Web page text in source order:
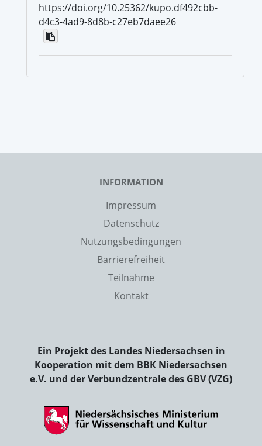
https://doi.org/10.25362/kupo.df492cbb-
d4c3-4ad9-8d8b-c27eb7daee26
INFORMATION
Impressum
Datenschutz
Nutzungsbedingungen
Barrierefreiheit
Teilnahme
Kontakt
Ein Projekt des Landes Niedersachsen in
Kooperation mit dem BBK Niedersachsen
e.V. und der Verbundzentrale des GBV (VZG)